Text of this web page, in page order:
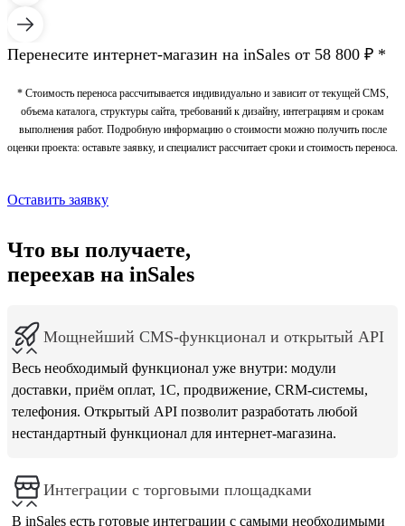
Перенесите интернет-магазин на inSales от 58 800 ₽ *
* Стоимость переноса рассчитывается индивидуально и зависит от текущей CMS,
объема каталога, структуры сайта, требований к дизайну, интеграциям и срокам
выполнения работ. Подробную информацию о стоимости можно получить после
оценки проекта: оставьте заявку, и специалист рассчитает сроки и стоимость переноса.
Оставить заявку
Что вы получаете,
переехав на inSales
Мощнейший CMS-функционал и открытый API
Весь необходимый функционал уже внутри: модули
доставки, приём оплат, 1С, продвижение, CRM-системы,
телефония. Открытый API позволит разработать любой
нестандартный функционал для интернет-магазина.
Интеграции с торговыми площадками
В inSales есть готовые интеграции с самыми необходимыми